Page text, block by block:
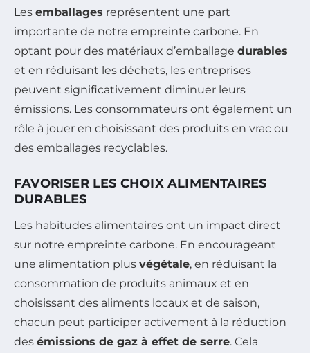
Les emballages représentent une part
importante de notre empreinte carbone. En
optant pour des matériaux d’emballage durables
et en réduisant les déchets, les entreprises
peuvent significativement diminuer leurs
émissions. Les consommateurs ont également un
rôle à jouer en choisissant des produits en vrac ou
des emballages recyclables.
FAVORISER LES CHOIX ALIMENTAIRES
DURABLES
Les habitudes alimentaires ont un impact direct
sur notre empreinte carbone. En encourageant
une alimentation plus végétale, en réduisant la
consommation de produits animaux et en
choisissant des aliments locaux et de saison,
chacun peut participer activement à la réduction
des émissions de gaz à effet de serre. Cela